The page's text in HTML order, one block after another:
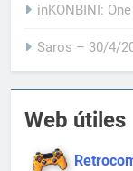
inKONBINI:
Saros – 30/4/
Web útiles